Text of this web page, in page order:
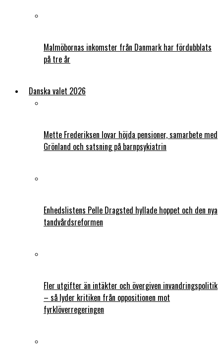
Malmöbornas inkomster från Danmark har fördubblats
på tre år
Danska valet 2026
Mette Frederiksen lovar höjda pensioner, samarbete med
Grönland och satsning på barnpsykiatrin
Enhedslistens Pelle Dragsted hyllade hoppet och den nya
tandvårdsreformen
Fler utgifter än intäkter och övergiven invandringspolitik
– så lyder kritiken från oppositionen mot
fyrklöverregeringen